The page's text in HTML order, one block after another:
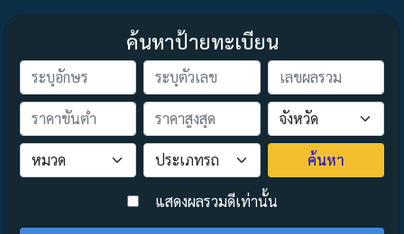
ค้นหาป้ายทะเบียน
ค้นหา
> แสดงผลรวมดีเท่านั้น